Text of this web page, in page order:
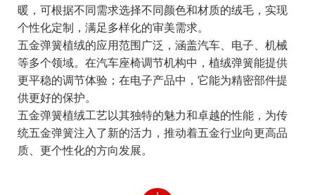
暖，可根据不同需求选择不同颜色和材质的绒毛，实现
个性化定制，满足多样化的审美需求。
五金弹簧植绒的应用范围广泛，涵盖汽车、电子、机械
等多个领域。在汽车座椅调节机构中，植绒弹簧能提供
更平稳的调节体验；在电子产品中，它能为精密部件提
供更好的保护。
五金弹簧植绒工艺以其独特的魅力和卓越的性能，为传
统五金弹簧注入了新的活力，推动着五金行业向更高品
质、更个性化的方向发展。